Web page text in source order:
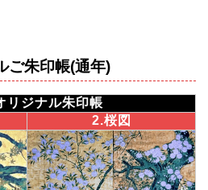
ご朱印帳(通年)
リジナル朱印帳
2.桜図